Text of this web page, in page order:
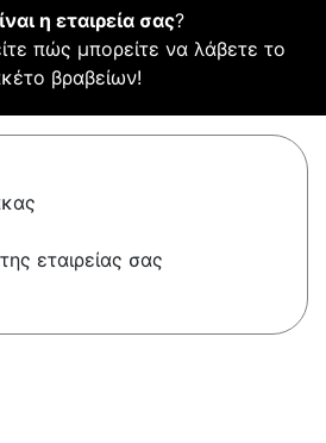
η εταιρεία σας?
πώς μπορείτε να λάβετε το
βραβείων!
εταιρείας σας